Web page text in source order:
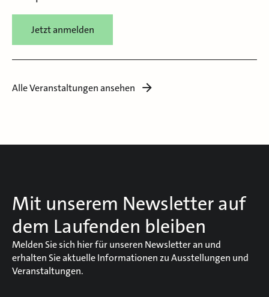
Jetzt anmelden
Alle Veranstaltungen ansehen
Mit unserem Newsletter auf
dem Laufenden bleiben
Melden Sie sich hier für unseren Newsletter an und
erhalten Sie aktuelle Informationen zu Ausstellungen und
Veranstaltungen.